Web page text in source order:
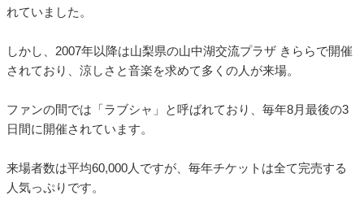
れていました。
しかし、2007年以降は山梨県の山中湖交流プラザ きららで開催
されており、涼しさと音楽を求めて多くの人が来場。
ファンの間では「ラブシャ」と呼ばれており、毎年8月最後の3
日間に開催されています。
来場者数は平均60,000人ですが、毎年チケットは全て完売する
人気っぷりです。